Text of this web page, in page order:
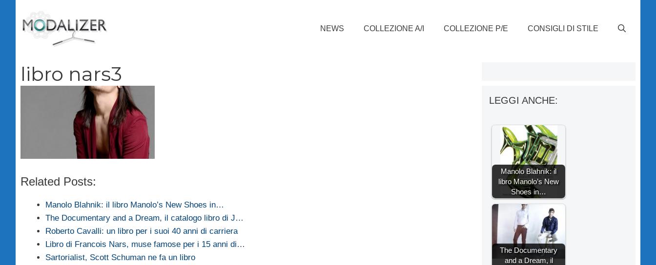
contenuto
NEWS COLLEZIONE A/I COLLEZIONE P/E CONSIGLI DI STILE
libro nars3
Related Posts:
Manolo Blahnik: il libro Manolo’s New Shoes in…
The Documentary and a Dream, il catalogo libro di J…
Roberto Cavalli: un libro per i suoi 40 anni di carriera
Libro di Francois Nars, muse famose per i 15 anni di…
Sartorialist, Scott Schuman ne fa un libro
LEGGI ANCHE:
Manolo Blahnik: il
libro Manolo’s New
Shoes in…
The Documentary
and a Dream, il